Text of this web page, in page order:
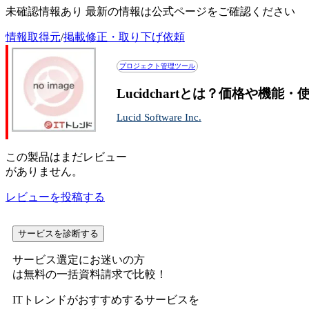
未確認情報あり 最新の情報は公式ページをご確認ください
情報取得元/掲載修正・取り下げ依頼
プロジェクト管理ツール
Lucidchartとは？価格や機能・
Lucid Software Inc.
この製品はまだレビュー
がありません。
レビューを投稿する
サービスを診断する
サービス選定にお迷いの方
は無料の一括資料請求で比較！
ITトレンドがおすすめするサービスを